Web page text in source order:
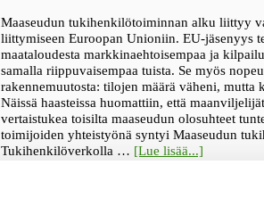
Maaseudun tukihenkilötoiminnan alku liittyy
liittymiseen Euroopan Unioniin. EU-jäsenyys
maataloudesta markkinaehtoisempaa ja
samalla riippuvaisempaa tuista. Se myös
rakennemuutosta: tilojen määrä väheni, mutta
Näissä haasteissa huomattiin, että
vertaistukea toisilta maaseudun olosuhteet
toimijoiden yhteistyönä syntyi Maaseudun
Tukihenkilöverkolla … [Lue lisää...]